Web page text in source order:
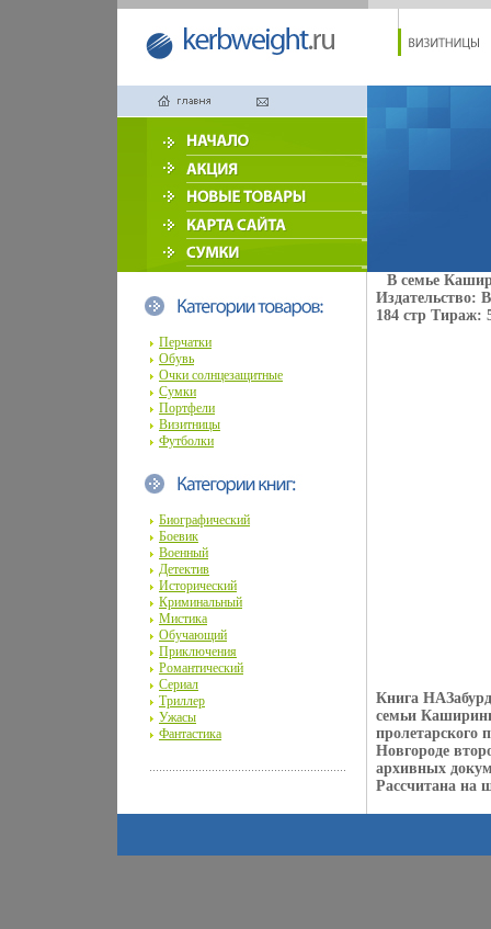
Перчатки
Обувь
Очки солнцезащитные
Сумки
Портфели
Визитницы
Футболки
В семье
Издательство:
184 стр Тираж:
Книга
семьи
пролетарского
Новгороде
архивных
Рассчитана на
Биографический
Боевик
Военный
Детектив
Исторический
Криминальный
Мистика
Обучающий
Приключения
Романтический
Сериал
Триллер
Ужасы
Фантастика